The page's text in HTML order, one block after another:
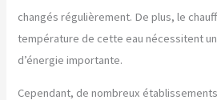
changés régulièrement. De plus, le
température de cette eau nécessitent
d’énergie importante.
Cependant, de nombreux